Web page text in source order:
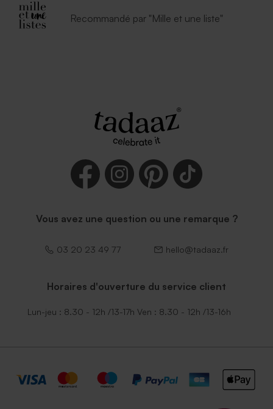
Recommandé par "Mille et une liste"
Vous avez une question ou une remarque ?
03 20 23 49 77 hello@tadaaz.fr
Horaires d'ouverture du service client
Lun-jeu : 8.30 - 12h /13-17h Ven : 8.30 - 12h /13-16h